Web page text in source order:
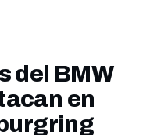
del BMW
en